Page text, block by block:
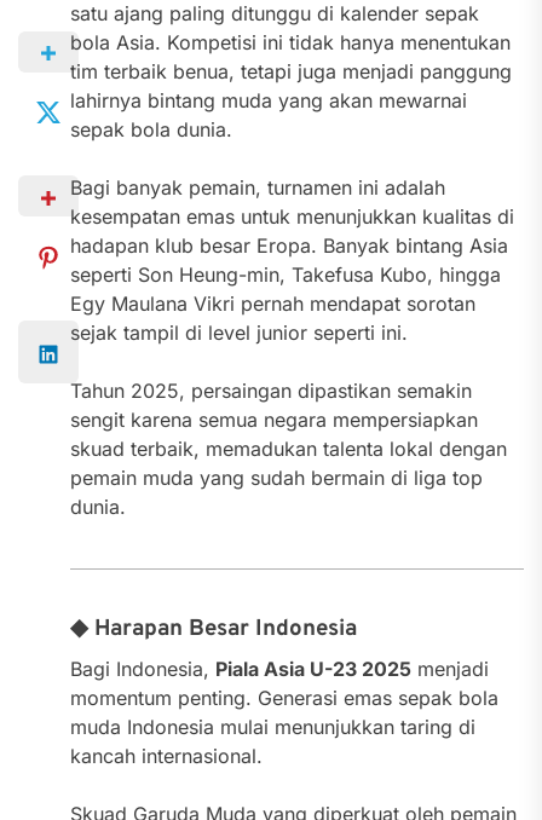
satu ajang paling ditunggu di kalender sepak
bola Asia. Kompetisi ini tidak hanya menentukan
tim terbaik benua, tetapi juga menjadi panggung
lahirnya bintang muda yang akan mewarnai
sepak bola dunia.
Bagi banyak pemain, turnamen ini adalah
kesempatan emas untuk menunjukkan kualitas di
hadapan klub besar Eropa. Banyak bintang Asia
seperti Son Heung-min, Takefusa Kubo, hingga
Egy Maulana Vikri pernah mendapat sorotan
sejak tampil di level junior seperti ini.
Tahun 2025, persaingan dipastikan semakin
sengit karena semua negara mempersiapkan
skuad terbaik, memadukan talenta lokal dengan
pemain muda yang sudah bermain di liga top
dunia.
◆ Harapan Besar Indonesia
Bagi Indonesia, Piala Asia U-23 2025menjadi
momentum penting. Generasi emas sepak bola
muda Indonesia mulai menunjukkan taring di
kancah internasional.
Skuad Garuda Muda yang diperkuat oleh pemain